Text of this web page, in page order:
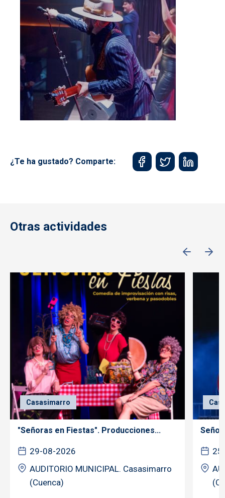
¿Te ha gustado? Comparte:
Otras actividades
Casasimarro
"Señoras en Fiestas". Producciones...
29-08-2026
AUDITORIO MUNICIPAL. Casasimarro
(Cuenca)